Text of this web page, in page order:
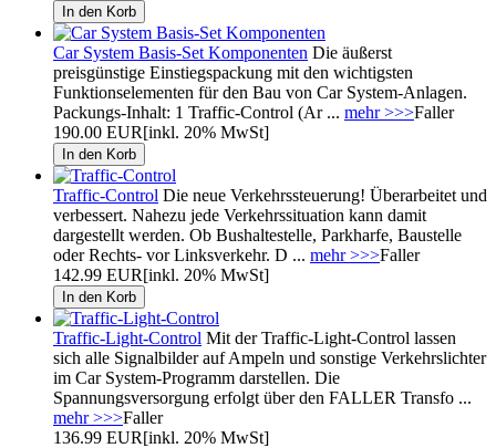
Car System Basis-Set Komponenten Die äußerst
preisgünstige Einstiegspackung mit den wichtigsten
Funktionselementen für den Bau von Car System-Anlagen.
Packungs-Inhalt: 1 Traffic-Control (Ar ... mehr >>>Faller
190.00 EUR[inkl. 20% MwSt]
Traffic-Control Die neue Verkehrssteuerung! Überarbeitet und
verbessert. Nahezu jede Verkehrssituation kann damit
dargestellt werden. Ob Bushaltestelle, Parkharfe, Baustelle
oder Rechts- vor Linksverkehr. D ... mehr >>>Faller
142.99 EUR[inkl. 20% MwSt]
Traffic-Light-Control Mit der Traffic-Light-Control lassen
sich alle Signalbilder auf Ampeln und sonstige Verkehrslichter
im Car System-Programm darstellen. Die
Spannungsversorgung erfolgt über den FALLER Transfo ...
mehr >>>Faller
136.99 EUR[inkl. 20% MwSt]